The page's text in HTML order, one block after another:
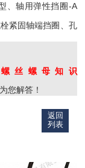
、轴用弹性挡圈-A
紧固轴端挡圈、孔
丝螺母知识
您解答！
返回
列表